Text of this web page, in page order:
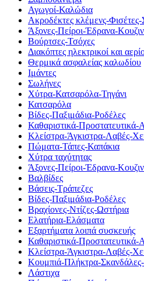
Αγωγοί-Καλώδια
Ακροδέκτες κλέμενς-
Άξονες-Πείροι-Έδρανα-
Βούρτσες-Τσόχες
Διακόπτες ηλεκτρικοί και
Θερμικά ασφαλείας καλωδίου
Ιμάντες
Σωλήνες
Χύτρα-Κατσαρόλα-Τηγάνι
Κατσαρόλα
Βίδες-Παξιμάδια-Ροδέλες
Καθαριστικά-Προστατευτικά-
Κλείστρα-Άγκιστρα-Λαβές-
Πώματα-Τάπες-Καπάκια
Χύτρα ταχύτητας
Άξονες-Πείροι-Έδρανα-
Βαλβίδες
Βάσεις-Τράπεζες
Βίδες-Παξιμάδια-Ροδέλες
Βραχίονες-Ντίζες-Ωστήρια
Ελατήρια-Ελάσματα
Εξαρτήματα λοιπά συσκευής
Καθαριστικά-Προστατευτικά-
Κλείστρα-Άγκιστρα-Λαβές-
Κουμπιά-Πλήκτρα-
Λάστιχα